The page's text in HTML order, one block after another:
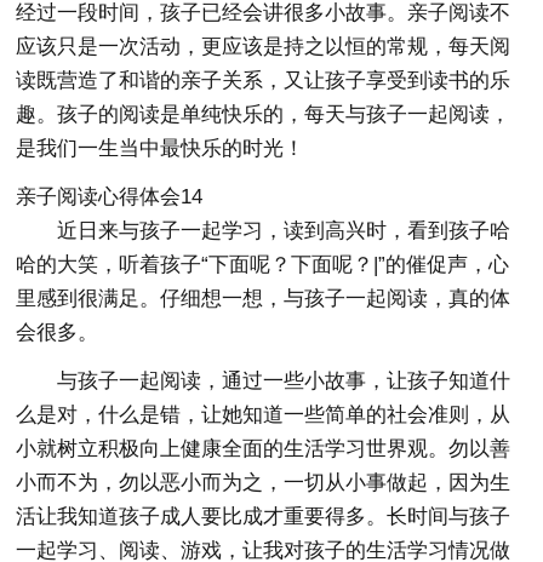
经过一段时间，孩子已经会讲很多小故事。亲子阅读不
应该只是一次活动，更应该是持之以恒的常规，每天阅
读既营造了和谐的亲子关系，又让孩子享受到读书的乐
趣。孩子的阅读是单纯快乐的，每天与孩子一起阅读，
是我们一生当中最快乐的时光！
亲子阅读心得体会14
近日来与孩子一起学习，读到高兴时，看到孩子哈
哈的大笑，听着孩子“下面呢？下面呢？|”的催促声，心
里感到很满足。仔细想一想，与孩子一起阅读，真的体
会很多。
与孩子一起阅读，通过一些小故事，让孩子知道什
么是对，什么是错，让她知道一些简单的社会准则，从
小就树立积极向上健康全面的生活学习世界观。勿以善
小而不为，勿以恶小而为之，一切从小事做起，因为生
活让我知道孩子成人要比成才重要得多。长时间与孩子
一起学习、阅读、游戏，让我对孩子的生活学习情况做